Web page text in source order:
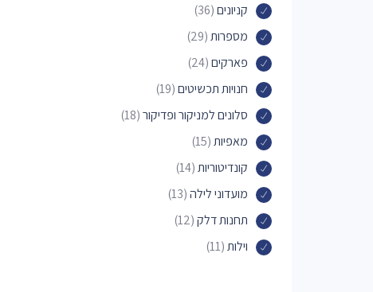
קניונים(36)
מספרות(29)
פארקים(24)
חנויות תכשיטים(19)
סלונים למניקור ופדיקור(18)
מאפיות(15)
קונדיטוריות(14)
מועדוני לילה(13)
תחנות דלק(12)
וילות(11)